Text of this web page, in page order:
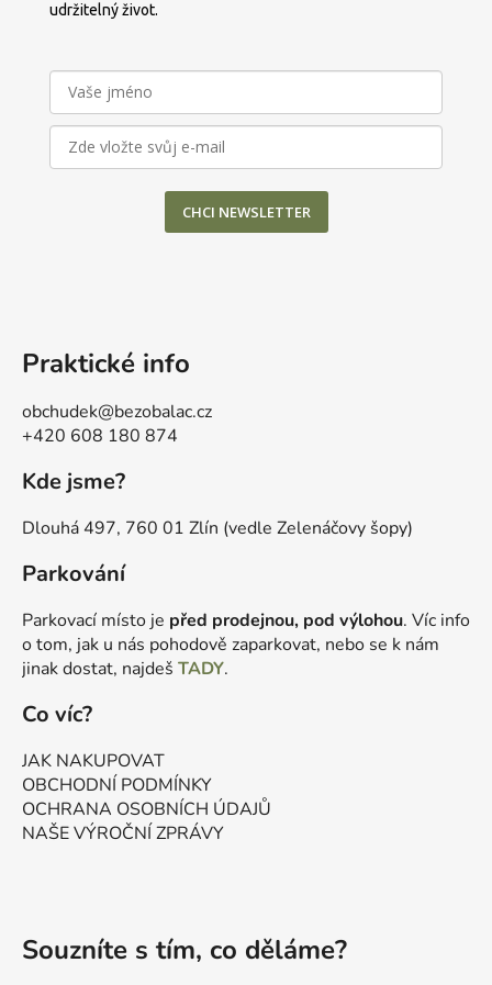
udržitelný život.
CHCI NEWSLETTER
Praktické info
obchudek@bezobalac.cz
+420 608 180 874
Kde jsme?
Dlouhá 497, 760 01 Zlín (vedle Zelenáčovy šopy)
Parkování
Parkovací místo je před prodejnou, pod výlohou. Víc info
o tom, jak u nás pohodově zaparkovat, nebo se k nám
jinak dostat, najdeš TADY.
Co víc?
JAK NAKUPOVAT
OBCHODNÍ PODMÍNKY
OCHRANA OSOBNÍCH ÚDAJŮ
NAŠE VÝROČNÍ ZPRÁVY
Souzníte s tím, co děláme?